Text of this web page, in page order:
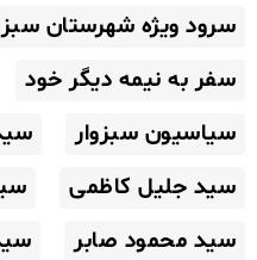
سرود ویژه شهرستان
سفر به نیمه دیگر خود
سیاسیون سبزوار
سید جلیل کاظمی
سید محمود صابر